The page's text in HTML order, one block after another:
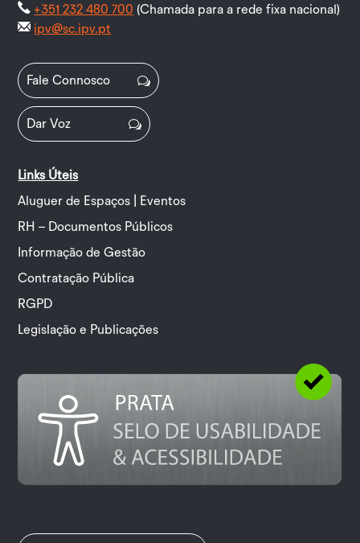
+351 232 480 700 (Chamada para a rede fixa nacional)
ipv@sc.ipv.pt
Fale Connosco
Dar Voz
Links Úteis
Aluguer de Espaços | Eventos
RH – Documentos Públicos
Informação de Gestão
Contratação Pública
RGPD
Legislação e Publicações